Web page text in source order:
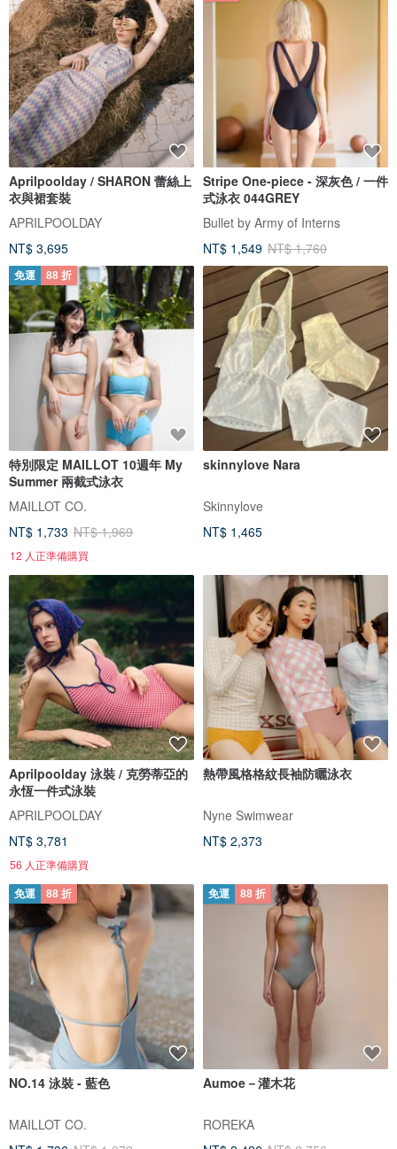
Aprilpoolday / SHARON 蕾絲上
衣與裙套裝
APRILPOOLDAY
NT$ 3,695
Stripe One-piece - 深灰色 / 一件
式泳衣 044GREY
Bullet by Army of Interns
NT$ 1,549 NT$ 1,760
免運 88 折
特別限定 MAILLOT 10週年 My
Summer 兩截式泳衣
MAILLOT CO.
NT$ 1,733 NT$ 1,969
12 人正準備購買
skinnylove Nara
Skinnylove
NT$ 1,465
Aprilpoolday 泳裝 / 克勞蒂亞的
永恆一件式泳裝
APRILPOOLDAY
NT$ 3,781
56 人正準備購買
熱帶風格格紋長袖防曬泳衣
Nyne Swimwear
NT$ 2,373
免運 88 折
NO.14 泳裝 - 藍色
MAILLOT CO.
免運 88 折
Aumoe－灌木花
ROREKA